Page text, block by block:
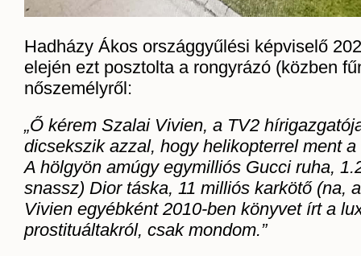
Hadházy Ákos országgyűlési képviselő
elején ezt posztolta a rongyrázó (közben
nőszemélyről:
„Ő kérem Szalai Vivien, a TV2
dicsekszik azzal, hogy helikopterrel ment
A hölgyön amúgy egymilliós Gucci ruha,
snassz) Dior táska, 11 milliós karkötő(na,
Vivien egyébként 2010-ben könyvet írt a
prostituáltakról, csak mondom.”